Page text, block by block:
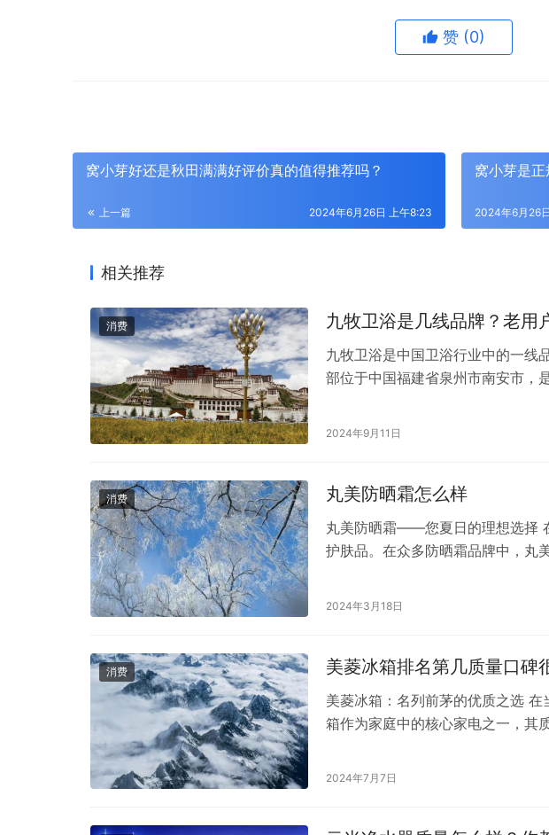
赞 (0)
窝小芽好还是秋田满满好评价真的值得推荐吗？
上一篇 2024年6月26日 上午8:23
窝小芽是
2024年6月26
相关推荐
消费 九牧卫浴是几线品牌？老用
九牧卫浴是中国卫浴行业中的一线
部位于中国福建省泉州市南安市，
产品线包括卫生陶瓷、智能厨卫
2024年9月11日
消费 丸美防晒霜怎么样
丸美防晒霜——您夏日的理想选择
护肤品。在众多防晒霜品牌中，丸
这款产品。 一、防晒效果卓越 丸
2024年3月18日
消费 美菱冰箱排名第几质量口碑
美菱冰箱：名列前茅的优质之选
箱作为家庭中的核心家电之一，其
大消费者的喜爱和认可。 美菱冰
2024年7月7日